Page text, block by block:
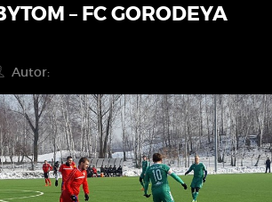
– FC GORODEYA
Autor: